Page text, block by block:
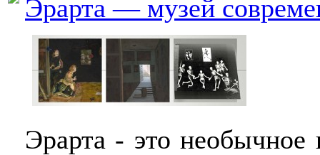
Эрарта — музей
Эрарта - это необычное